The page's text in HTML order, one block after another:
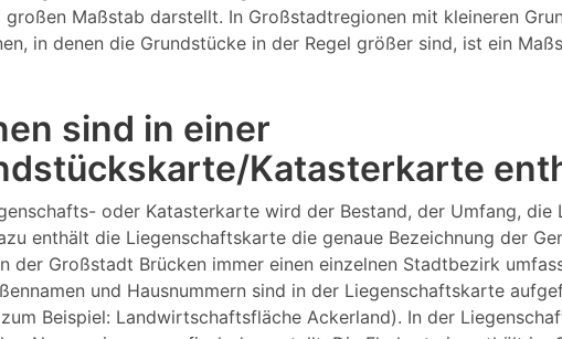
Maßstab darstellt. In Großstadtregionen mit kleineren
in denen die Grundstücke in der Regel größer sind, ist ein
sind in einer
Katasterkarte
oder Katasterkarte wird der Bestand, der Umfang, die
enthält die Liegenschaftskarte die genaue Bezeichnung der
der Großstadt Brücken immer einen einzelnen Stadtbezirk
und Hausnummern sind in der Liegenschaftskarte
Beispiel: Landwirtschaftsfläche Ackerland). In der